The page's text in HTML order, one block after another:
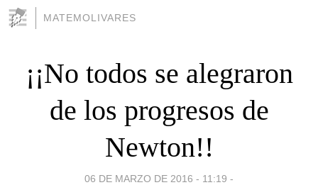
MATEMOLIVARES
¡¡No todos se alegraron
de los progresos de
Newton!!
06 DE MARZO DE 2016 - 11:19 -